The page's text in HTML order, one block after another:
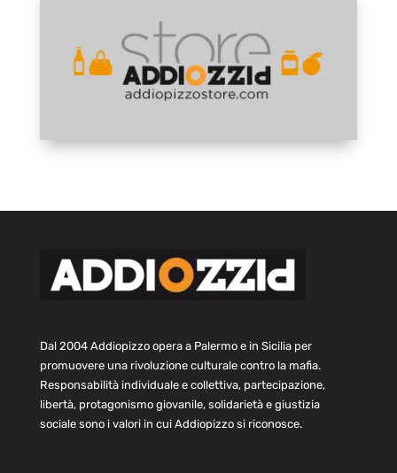
Dal 2004 Addiopizzo opera a Palermo e in Sicilia per
promuovere una rivoluzione culturale contro la mafia.
Responsabilità individuale e collettiva, partecipazione,
libertà, protagonismo giovanile, solidarietà e giustizia
sociale sono i valori in cui Addiopizzo si riconosce.